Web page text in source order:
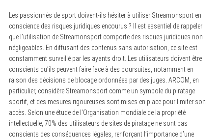
Les passionnés de sport doivent-ils hésiter à utiliser Streamonsport en
conscience des risques juridiques encourus ? Il est essentiel de rappeler
que l’utilisation de Streamonsport comporte des risques juridiques non
négligeables. En diffusant des contenus sans autorisation, ce site est
constamment surveillé par les ayants droit. Les utilisateurs doivent être
conscients qu’ils peuvent faire face à des poursuites, notamment en
raison des décisions de blocage ordonnées par des juges. ARCOM, en
particulier, considère Streamonsport comme un symbole du piratage
sportif, et des mesures rigoureuses sont mises en place pour limiter son
accès. Selon une étude de l’Organisation mondiale de la propriété
intellectuelle, 70% des utilisateurs de sites de piratage ne sont pas
conscients des conséquences légales, renforçant l’importance d’une